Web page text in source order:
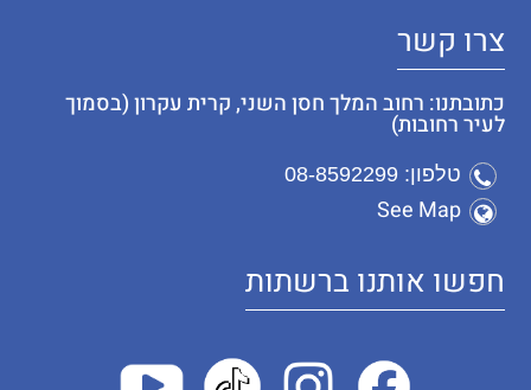
צרו קשר
כתובתנו: רחוב המלך חסן השני, קרית עקרון (בסמוך
לעיר רחובות)
טלפון: 08-8592299
See Map
חפשו אותנו ברשתות